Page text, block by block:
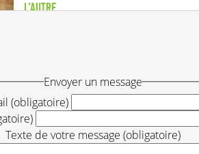
l’autre
Envoyer un message
(obligatoire)
Texte de votre message (obligatoire)